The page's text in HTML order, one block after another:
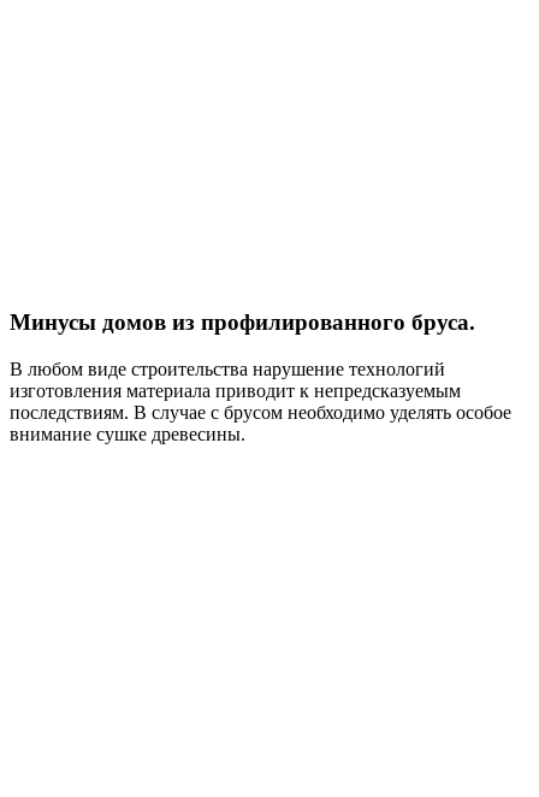
Минусы домов из профилированного бруса.
В любом виде строительства нарушение технологий
изготовления материала приводит к непредсказуемым
последствиям. В случае с брусом необходимо уделять особое
внимание сушке древесины.